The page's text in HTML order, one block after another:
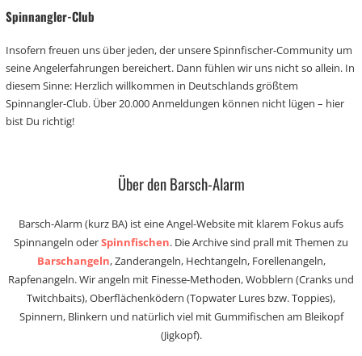
Spinnangler-Club
Insofern freuen uns über jeden, der unsere Spinnfischer-Community um
seine Angelerfahrungen bereichert. Dann fühlen wir uns nicht so allein. In
diesem Sinne: Herzlich willkommen in Deutschlands größtem
Spinnangler-Club. Über 20.000 Anmeldungen können nicht lügen – hier
bist Du richtig!
Über den Barsch-Alarm
Barsch-Alarm (kurz BA) ist eine Angel-Website mit klarem Fokus aufs
Spinnangeln oderSpinnfischen. Die Archive sind prall mit Themen zu
Barschangeln, Zanderangeln, Hechtangeln, Forellenangeln,
Rapfenangeln. Wir angeln mit Finesse-Methoden, Wobblern (Cranks und
Twitchbaits), Oberflächenködern (Topwater Lures bzw. Toppies),
Spinnern, Blinkern und natürlich viel mit Gummifischen am Bleikopf
(Jigkopf).